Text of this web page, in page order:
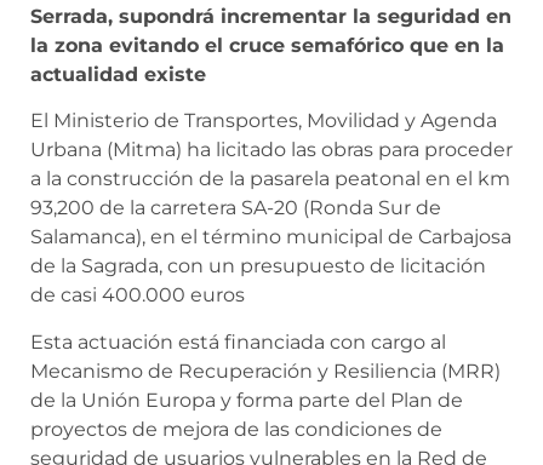
Serrada, supondrá incrementar la seguridad en
la zona evitando el cruce semafórico que en la
actualidad existe
El Ministerio de Transportes, Movilidad y Agenda
Urbana (Mitma) ha licitado las obras para proceder
a la construcción de la pasarela peatonal en el km
93,200 de la carretera SA-20 (Ronda Sur de
Salamanca), en el término municipal de Carbajosa
de la Sagrada, con un presupuesto de licitación
de casi 400.000 euros
Esta actuación está financiada con cargo al
Mecanismo de Recuperación y Resiliencia (MRR)
de la Unión Europa y forma parte del Plan de
proyectos de mejora de las condiciones de
seguridad de usuarios vulnerables en la Red de